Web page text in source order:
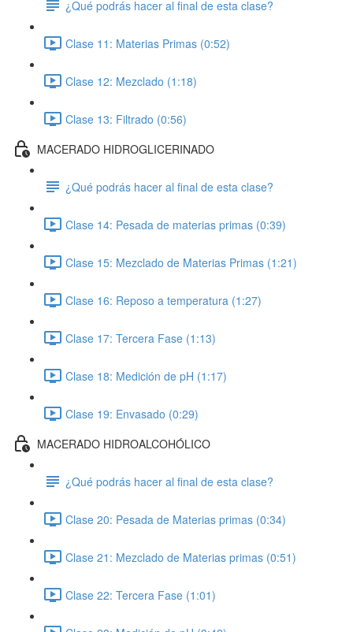
¿Qué podrás hacer al final de esta clase?
Clase 11: Materias Primas (0:52)
Clase 12: Mezclado (1:18)
Clase 13: Filtrado (0:56)
MACERADO HIDROGLICERINADO
¿Qué podrás hacer al final de esta clase?
Clase 14: Pesada de materias primas (0:39)
Clase 15: Mezclado de Materias Primas (1:21)
Clase 16: Reposo a temperatura (1:27)
Clase 17: Tercera Fase (1:13)
Clase 18: Medición de pH (1:17)
Clase 19: Envasado (0:29)
MACERADO HIDROALCOHÓLICO
¿Qué podrás hacer al final de esta clase?
Clase 20: Pesada de Materias primas (0:34)
Clase 21: Mezclado de Materias primas (0:51)
Clase 22: Tercera Fase (1:01)